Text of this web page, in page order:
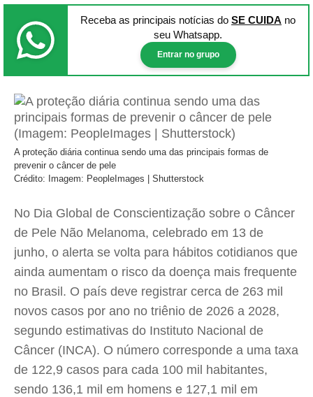
Receba as principais notícias do SE CUIDA no
seu Whatsapp.
Entrar no grupo
A proteção diária continua sendo uma das principais formas de
prevenir o câncer de pele
Crédito: Imagem: PeopleImages | Shutterstock
No Dia Global de Conscientização sobre o Câncer
de Pele Não Melanoma, celebrado em 13 de
junho, o alerta se volta para hábitos cotidianos que
ainda aumentam o risco da doença mais frequente
no Brasil. O país deve registrar cerca de 263 mil
novos casos por ano no triênio de 2026 a 2028,
segundo estimativas do Instituto Nacional de
Câncer (INCA). O número corresponde a uma taxa
de 122,9 casos para cada 100 mil habitantes,
sendo 136,1 mil em homens e 127,1 mil em